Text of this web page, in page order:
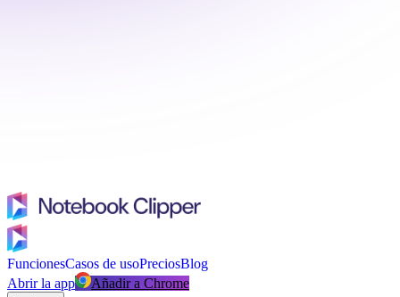
FuncionesCasos de usoPreciosBlog
Abrir la app
Añadir a Chrome